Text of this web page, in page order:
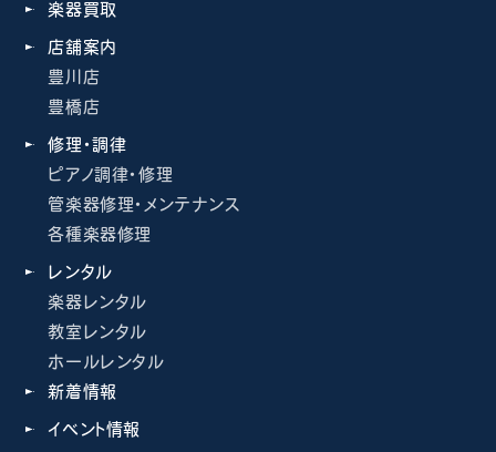
楽器買取
店舗案内
豊川店
豊橋店
修理・調律
ピアノ調律・修理
管楽器修理・メンテナンス
各種楽器修理
レンタル
楽器レンタル
教室レンタル
ホールレンタル
新着情報
イベント情報